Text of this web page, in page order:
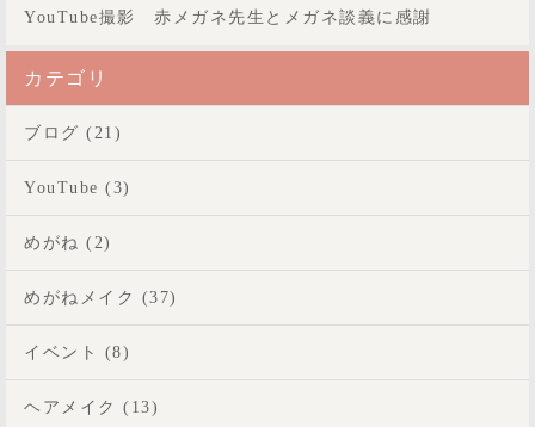
YouTube撮影 赤メガネ先生とメガネ談義に感謝
カテゴリ
ブログ (21)
YouTube (3)
めがね (2)
めがねメイク (37)
イベント (8)
ヘアメイク (13)